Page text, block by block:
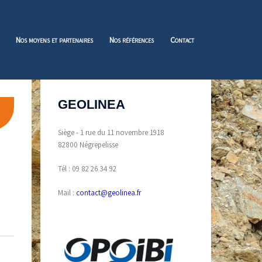
Nos moyens et partenaires Nos références Contact
GEOLINEA
Siège - 1 rue du 11 novembre 1918
82800 Négrepelisse
Tél : 09 82 26 34 92
Mail : contact@geolinea.fr